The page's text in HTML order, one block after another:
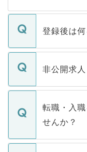
登録後は
ご登録いた
登録内容を
ます。通常
いただきま
い。
非公開求
マイナビ
うち約3割
けない「非
下記の理由
ません。
転職・入
せんか？
転職・入職